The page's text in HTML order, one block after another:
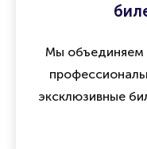
Мы объединяем
эксклюзивные